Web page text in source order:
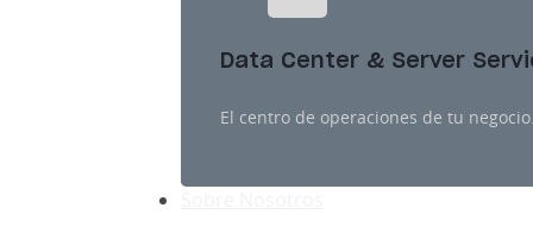
Data Center & Server
El centro de operaciones de tu